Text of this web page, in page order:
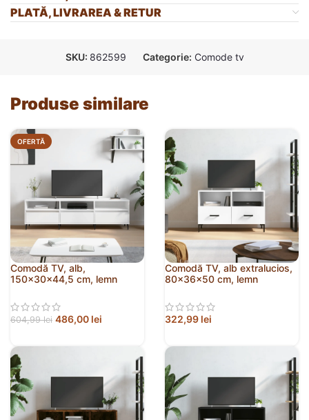
PLATĂ, LIVRAREA & RETUR
SKU: 862599 Categorie: Comode tv
Produse similare
OFERTĂ
Comodă TV, alb,
150x30x44,5 cm, lemn
604,99lei 486,00 lei
Comodă TV, alb extralucios,
80x36x50 cm, lemn
322,99 lei